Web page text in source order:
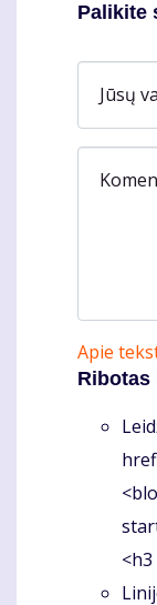
Palikite
Jūsų
Apie
Ribotas